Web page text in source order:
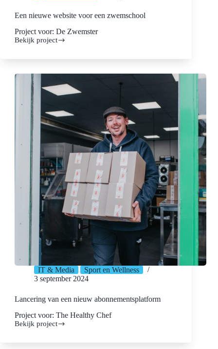
Een nieuwe website voor een zwemschool
Project voor: De Zwemster
Bekijk project
Een
website
een
zwemschool
IT & Media
Sport en Wellness
3 september 2024
Lancering van een nieuw abonnementsplatform
Project voor: The Healthy Chef
Bekijk project
Lancering
een